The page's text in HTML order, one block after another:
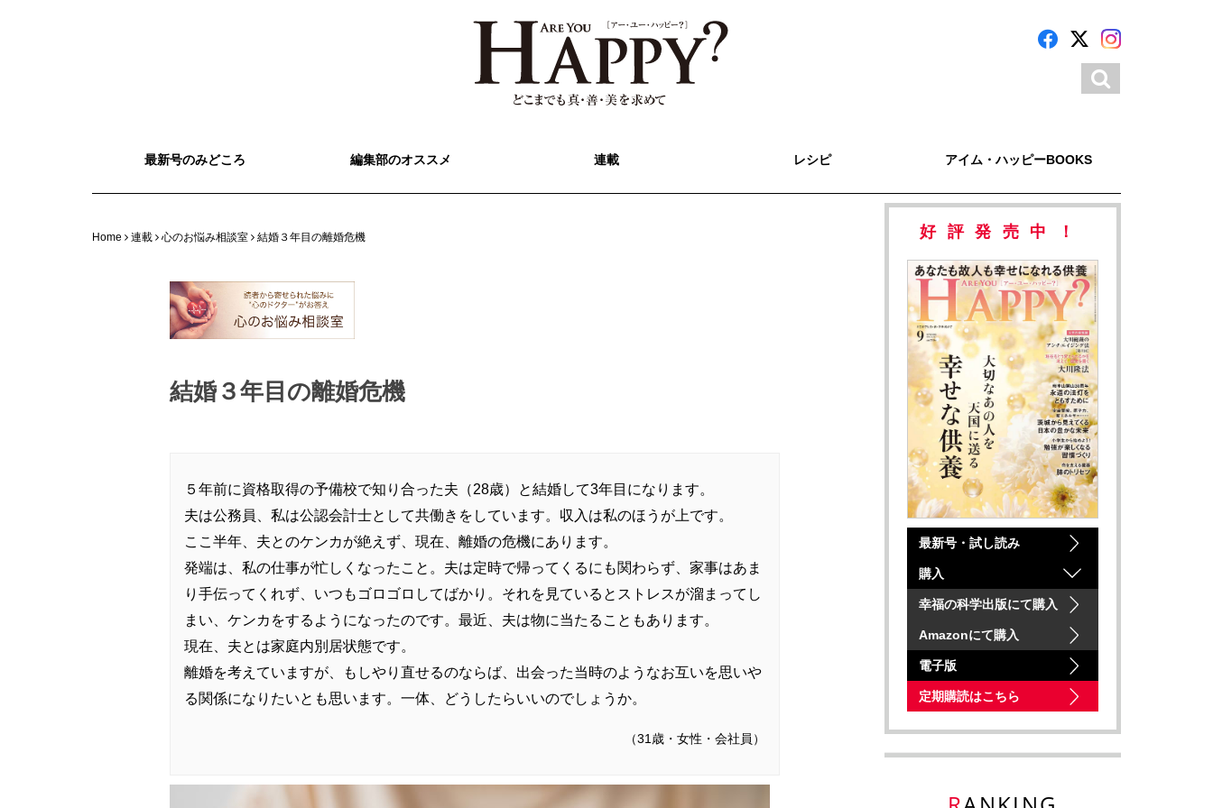
最新号のみどころ 編集部のオススメ 連載 レシピ アイム・ハッピーBOOKS
Home 連載 心のお悩み相談室 結婚３年目の離婚危機
結婚３年目の離婚危機
５年前に資格取得の予備校で知り合った夫（28歳）と結婚して3年目になります。
夫は公務員、私は公認会計士として共働きをしています。収入は私のほうが上です。
ここ半年、夫とのケンカが絶えず、現在、離婚の危機にあります。
発端は、私の仕事が忙しくなったこと。夫は定時で帰ってくるにも関わらず、家事はあま
り手伝ってくれず、いつもゴロゴロしてばかり。それを見ているとストレスが溜まってし
まい、ケンカをするようになったのです。最近、夫は物に当たることもあります。
現在、夫とは家庭内別居状態です。
離婚を考えていますが、もしやり直せるのならば、出会った当時のようなお互いを思いや
る関係になりたいとも思います。一体、どうしたらいいのでしょうか。
（31歳・女性・会社員）
好評発売中！
最新号・試し読み
購入
幸福の科学出版にて購入
Amazonにて購入
電子版
定期購読はこちら